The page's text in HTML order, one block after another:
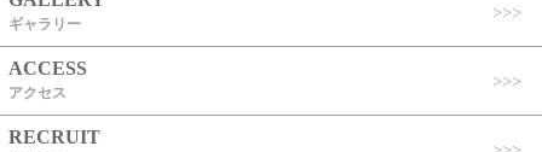
ギャラリー
ACCESS
アクセス
RECRUIT